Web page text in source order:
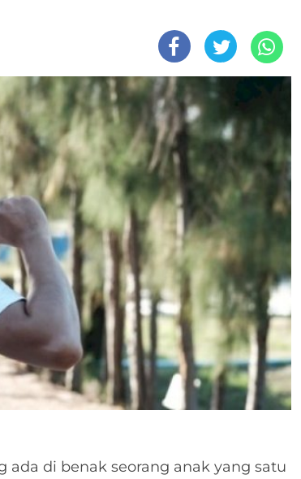
ada di benak seorang anak yang satu